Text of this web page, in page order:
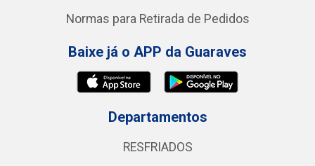
Normas para Retirada de Pedidos
Baixe já o APP da Guaraves
Departamentos
RESFRIADOS